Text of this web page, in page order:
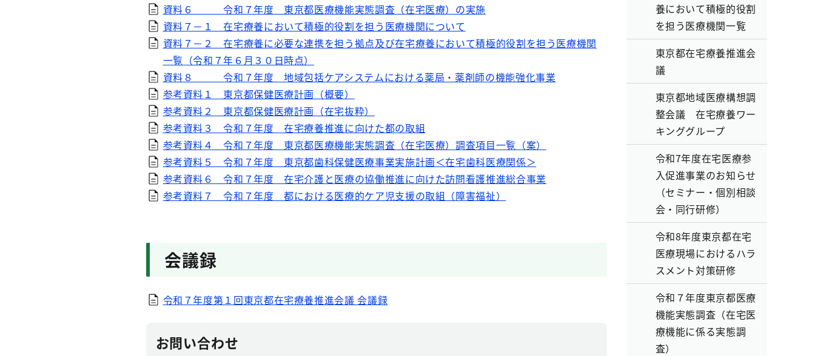
資料６ 令和７年度 東京都医療機能実態調査（在宅医療）の実施
資料７－１ 在宅療養において積極的役割を担う医療機関について
資料７－２ 在宅療養に必要な連携を担う拠点及び在宅療養において積極的役割を担う医療機関
一覧（令和７年６月３０日時点）
資料８ 令和７年度 地域包括ケアシステムにおける薬局・薬剤師の機能強化事業
参考資料１ 東京都保健医療計画（概要）
参考資料２ 東京都保健医療計画（在宅抜粋）
参考資料３ 令和７年度 在宅療養推進に向けた都の取組
参考資料４ 令和７年度 東京都医療機能実態調査（在宅医療）調査項目一覧（案）
参考資料５ 令和７年度 東京都歯科保健医療事業実施計画＜在宅歯科医療関係＞
参考資料６ 令和７年度 在宅介護と医療の協働推進に向けた訪問看護推進総合事業
参考資料７ 令和７年度 都における医療的ケア児支援の取組（障害福祉）
会議録
令和７年度第１回東京都在宅療養推進会議 会議録
お問い合わせ
養において積極的役割
を担う医療機関一覧
東京都在宅療養推進会
議
東京都地域医療構想調
整会議 在宅療養ワー
キンググループ
令和7年度在宅医療参
入促進事業のお知らせ
（セミナー・個別相談
会・同行研修）
令和8年度東京都在宅
医療現場におけるハラ
スメント対策研修
令和７年度東京都医療
機能実態調査（在宅医
療機能に係る実態調
査）